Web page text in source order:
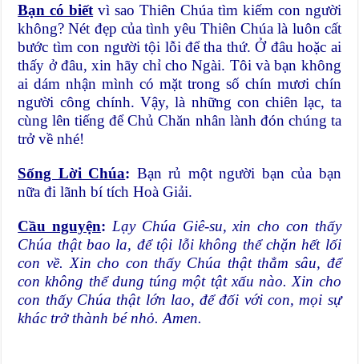
Bạn có biết vì sao Thiên Chúa tìm kiếm con người
không? Nét đẹp của tình yêu Thiên Chúa là luôn cất
bước tìm con người tội lỗi để tha thứ. Ở đâu hoặc ai
thấy ở đâu, xin hãy chỉ cho Ngài. Tôi và bạn không
ai dám nhận mình có mặt trong số chín mươi chín
người công chính. Vậy, là những con chiên lạc, ta
cùng lên tiếng để Chủ Chăn nhân lành đón chúng ta
trở về nhé!
Sống Lời Chúa: Bạn rủ một người bạn của bạn
nữa đi lãnh bí tích Hoà Giải.
Cầu nguyện: Lạy Chúa Giê-su, xin cho con thấy
Chúa thật bao la, để tội lỗi không thể chặn hết lối
con về. Xin cho con thấy Chúa thật thẳm sâu, để
con không thể dung túng một tật xấu nào. Xin cho
con thấy Chúa thật lớn lao, để đối với con, mọi sự
khác trở thành bé nhỏ.Amen.